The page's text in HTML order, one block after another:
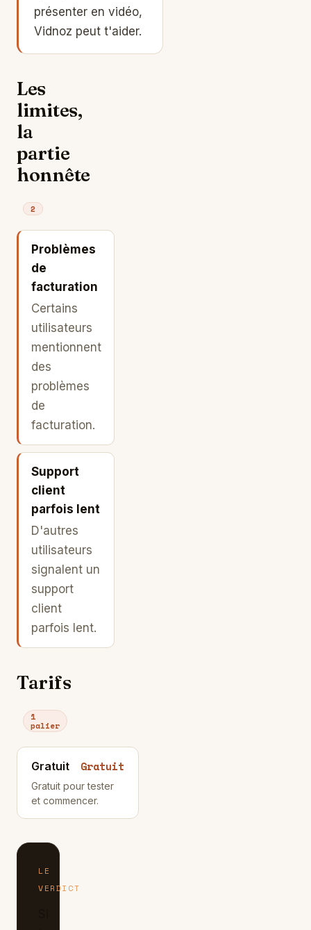
présenter en vidéo,
Vidnoz peut t'aider.
Les
limites,
la
partie
honnête
2
Problèmes
de
facturation
Certains
utilisateurs
mentionnent
des
problèmes
de
facturation.
Support
client
parfois lent
D'autres
utilisateurs
signalent un
support
client
parfois lent.
Tarifs
1
palier
Gratuit Gratuit
Gratuit pour tester
et commencer.
LE
VERDICT